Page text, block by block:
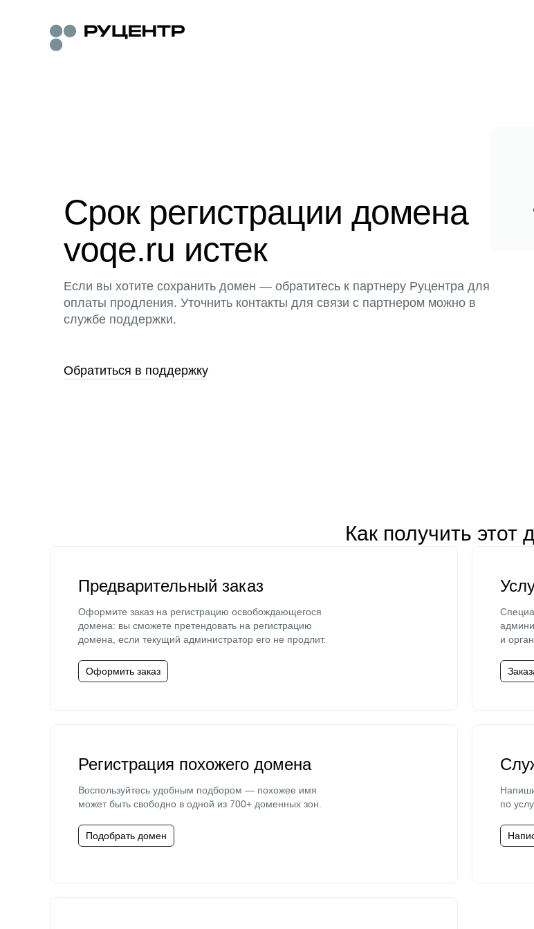
Срок регистрации домена
voqe.ru истек
Если вы хотите сохранить домен — обратитесь к партнеру Руцентра для
оплаты продления. Уточнить контакты для связи с партнером можно в
службе поддержки.
Обратиться в поддержку
Как получить этот
Предварительный заказ
Оформите заказ на регистрацию освобождающегося
домена: вы сможете претендовать на регистрацию
домена, если текущий администратор его не продлит.
Оформить заказ
и
Регистрация похожего домена
Воспользуйтесь удобным подбором — похожее имя
может быть свободно в одной из 700+ доменных зон.
Подобрать домен
по